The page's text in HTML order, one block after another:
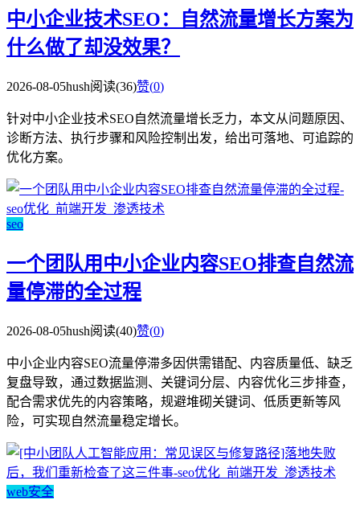
中小企业技术SEO：自然流量增长方案为
什么做了却没效果？
2026-08-05hush阅读(36)赞(0)
针对中小企业技术SEO自然流量增长乏力，本文从问题原因、
诊断方法、执行步骤和风险控制出发，给出可落地、可追踪的
优化方案。
seo
一个团队用中小企业内容SEO排查自然流
量停滞的全过程
2026-08-05hush阅读(40)赞(0)
中小企业内容SEO流量停滞多因供需错配、内容质量低、缺乏
复盘导致，通过数据监测、关键词分层、内容优化三步排查，
配合需求优先的内容策略，规避堆砌关键词、低质更新等风
险，可实现自然流量稳定增长。
web安全